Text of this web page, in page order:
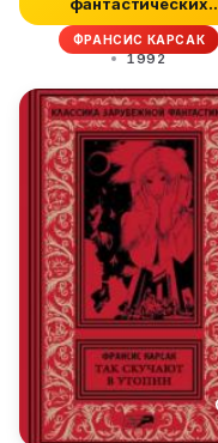
произведений
ФРАНСИС КАРСАК
1992